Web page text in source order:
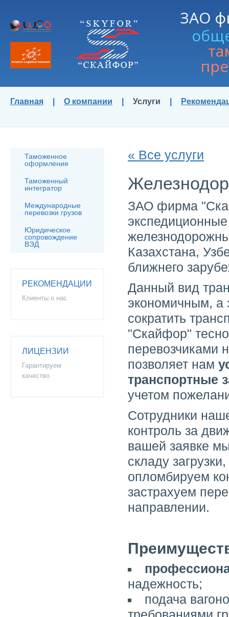
ЗАО
Главная О компании Услуги
« Все услуги
ЗАО фирма
экспедиционные
Казахстана,
ближнего
Данный вид
экономичным, а
сократить
"Скайфор"
перевозчиками
позволяет нам
транспортные
учетом
Сотрудники
контроль за
вашей заявке
складу
опломбируем
застрахуем
направлении.
надежность;
подача
Таможенное
оформление
Таможенный
интегратор
Международные
перевозки грузов
Юридическое
сопровождение
ВЭД
РЕКОМЕНДАЦИИ
Клиенты о нас
ЛИЦЕНЗИИ
Гарантируем
качество